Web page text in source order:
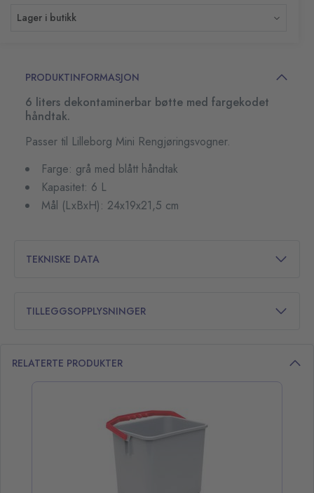
Lager i butikk
PRODUKTINFORMASJON
6 liters dekontaminerbar bøtte med fargekodet
håndtak.
Passer til Lilleborg Mini Rengjøringsvogner.
Farge: grå med blått håndtak
Kapasitet: 6 L
Mål (LxBxH): 24x19x21,5 cm
TEKNISKE DATA
TILLEGGSOPPLYSNINGER
RELATERTE PRODUKTER